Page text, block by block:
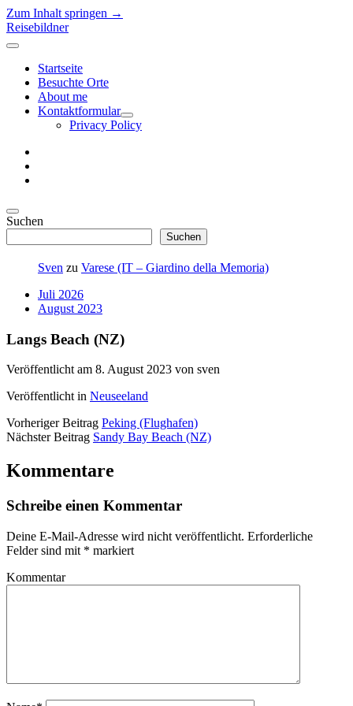
Zum Inhalt springen →
Reisebildner
Menü
öffnenStartseite
Besuchte Orte
About me
Kontaktformular
Menü
öffnen
Privacy Policy
Seitenleiste
Seitenleiste
öffnen
Suchen
Suchen
Sven zu Varese (IT – Giardino della Memoria)
Juli 2026
August 2023
Langs Beach (NZ)
Veröffentlicht am 8. August 2023 von sven
Veröffentlicht in Neuseeland
Vorheriger Beitrag Peking (Flughafen)
Nächster Beitrag Sandy Bay Beach (NZ)
Kommentare
Schreibe einen Kommentar
Deine E-Mail-Adresse wird nicht veröffentlicht. Erforderliche
Felder sind mit * markiert
Kommentar